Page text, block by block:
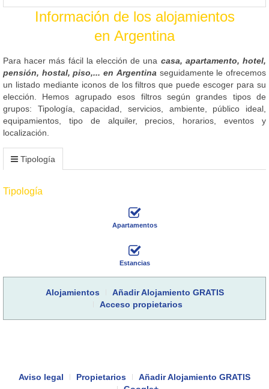
Información de los alojamientos
en Argentina
Para hacer más fácil la elección de una casa, apartamento, hotel,
pensión, hostal, piso,... en Argentinaseguidamente le ofrecemos
un listado mediante iconos de los filtros que puede escoger para su
elección. Hemos agrupado esos filtros según grandes tipos de
grupos: Tipología, capacidad, servicios, ambiente, público ideal,
equipamientos, tipo de alquiler, precios, horarios, eventos y
localización.
Tipología
Tipología
Apartamentos
Estancias
Alojamientos
Añadir Alojamiento GRATIS
Acceso propietarios
Aviso legal Propietarios
Añadir Alojamiento GRATIS